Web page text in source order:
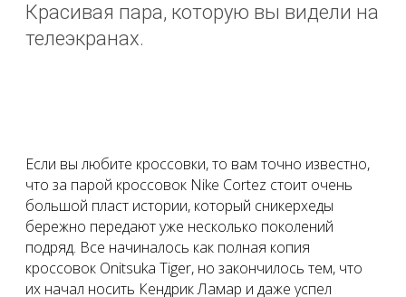
Красивая пара, которую вы видели на
телеэкранах.
Если вы любите кроссовки, то вам точно известно,
что за парой кроссовок Nike Cortez стоит очень
большой пласт истории, который сникерхеды
бережно передают уже несколько поколений
подряд. Все начиналось как полная копия
кроссовок Onitsuka Tiger, но закончилось тем, что
их начал носить Кендрик Ламар и даже успел